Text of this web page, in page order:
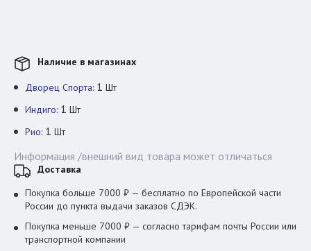
Наличие в магазинах
Дворец Спорта: 1 Шт
Индиго: 1 Шт
Рио: 1 Шт
Информация /внешний вид товара может отличаться
Доставка
Покупка больше 7000 ₽ — бесплатно по Европейской части
России до пункта выдачи заказов СДЭК.
Покупка меньше 7000 ₽ — согласно тарифам почты России или
транспортной компании